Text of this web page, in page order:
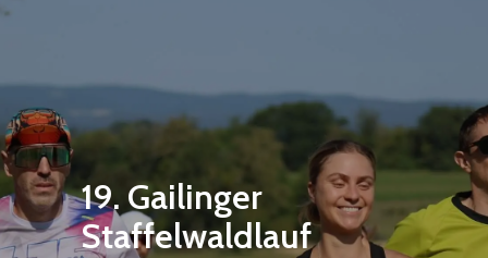
19. Gailinger
Staffelwaldlauf